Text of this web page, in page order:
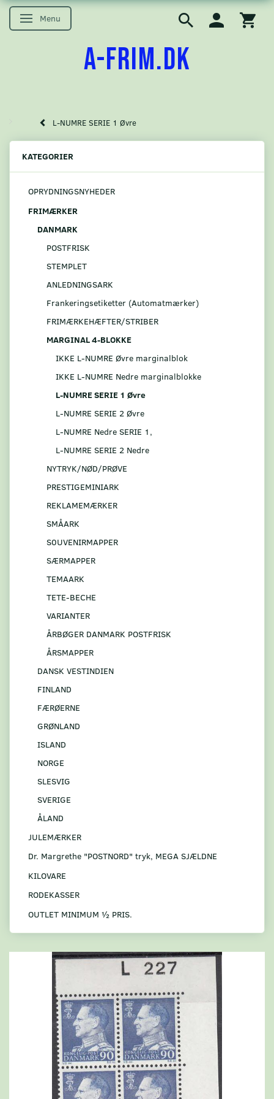
Skifte navigation
Menu
A-FRIM.DK
L-NUMRE SERIE 1 Øvre
KATEGORIER
OPRYDNINGSNYHEDER
FRIMÆRKER
DANMARK
POSTFRISK
STEMPLET
ANLEDNINGSARK
Frankeringsetiketter (Automatmærker)
FRIMÆRKEHÆFTER/STRIBER
MARGINAL 4-BLOKKE
IKKE L-NUMRE Øvre marginalblok
IKKE L-NUMRE Nedre marginalblokke
L-NUMRE SERIE 1 Øvre
L-NUMRE SERIE 2 Øvre
L-NUMRE Nedre SERIE 1,
L-NUMRE SERIE 2 Nedre
NYTRYK/NØD/PRØVE
PRESTIGEMINIARK
REKLAMEMÆRKER
SMÅARK
S0UVENIRMAPPER
SÆRMAPPER
TEMAARK
TETE-BECHE
VARIANTER
ÅRBØGER DANMARK POSTFRISK
ÅRSMAPPER
DANSK VESTINDIEN
FINLAND
FÆRØERNE
GRØNLAND
ISLAND
NORGE
SLESVIG
SVERIGE
ÅLAND
JULEMÆRKER
Dr. Margrethe "POSTNORD" tryk, MEGA SJÆLDNE
KILOVARE
RODEKASSER
OUTLET MINIMUM ½ PRIS.